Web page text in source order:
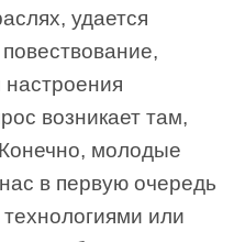
удается
настроения
возникает там,
молодые
в первую очередь
или